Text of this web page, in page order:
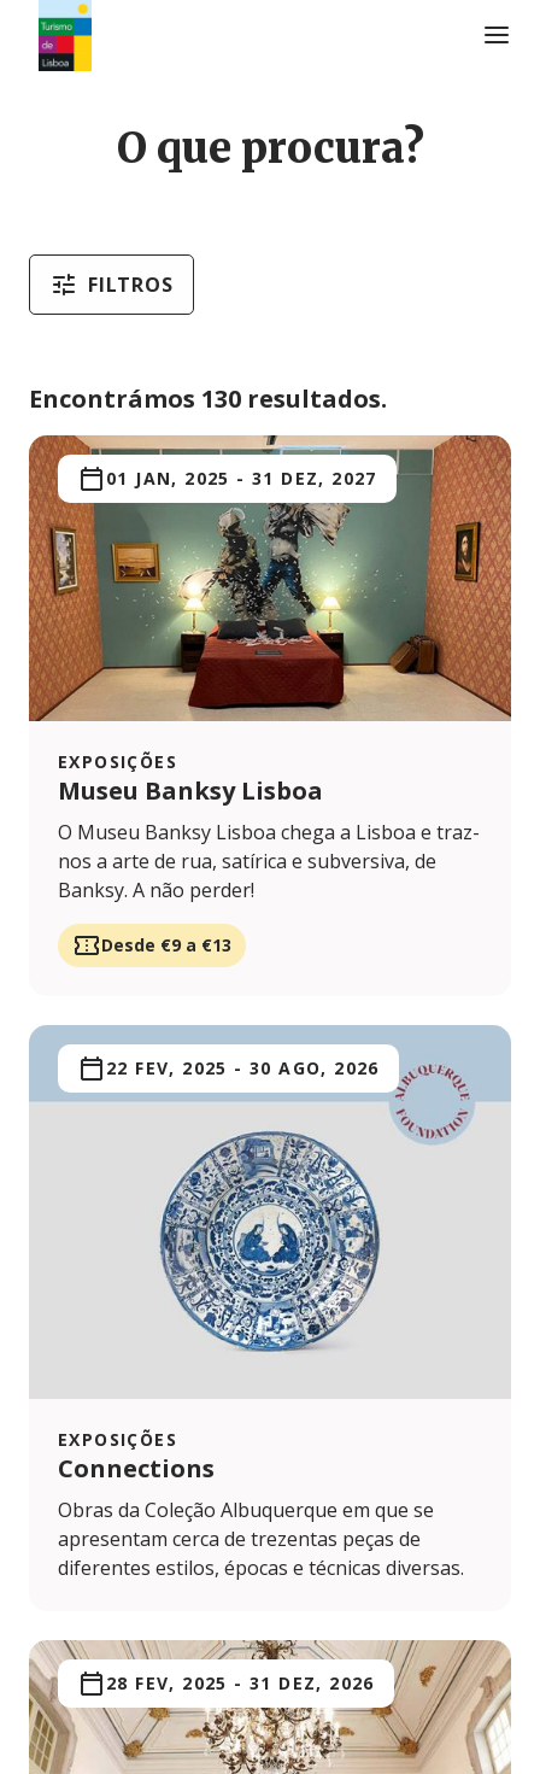
O que procura?
FILTROS
Encontrámos 130 resultados.
EXPOSIÇÕES
Museu Banksy Lisboa
01 JAN, 2025 -31 DEZ, 2027
O Museu Banksy Lisboa chega a Lisboa e traz-
nos a arte de rua, satírica e subversiva, de
Banksy. A não perder!
Desde €9 a €13
EXPOSIÇÕES
Connections
22 FEV, 2025 -30 AGO, 2026
Obras da Coleção Albuquerque em que se
apresentam cerca de trezentas peças de
diferentes estilos, épocas e técnicas diversas.
28 FEV, 2025 -31 DEZ, 2026